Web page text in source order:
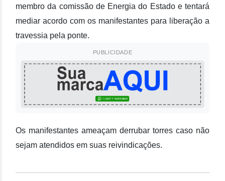
membro da comissão de Energia do Estado e tentará
mediar acordo com os manifestantes para liberação a
travessia pela ponte.
PUBLICIDADE
Os manifestantes ameaçam derrubar torres caso não
sejam atendidos em suas reivindicações.